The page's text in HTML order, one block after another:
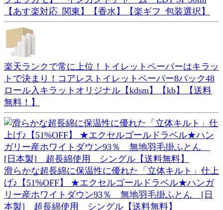
【あす楽対応_関東】【香水】【楽ギフ_包装選択】
楽天ランクで常に上位！トイレットペーパーはキラッ
トで決まり！コアレストイレットペーパー8パック48
ロール入キラットオリジナル【kdsm】【kb】【送料
無料！】
滑らかな超長綿に保温性に優れた「立体キルト」仕上
げ♪【51%OFF】 ★エクセルゴールドラベル★ハンガ
リー産ホワイトダウン93％ 無地羽毛掛ふとん [日
本製] 超長綿使用 シングル【送料無料】